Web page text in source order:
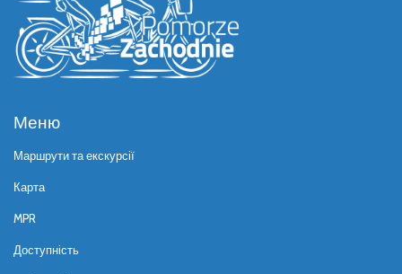
Меню
Маршрути та екскурсії
Карта
MPR
Доступність